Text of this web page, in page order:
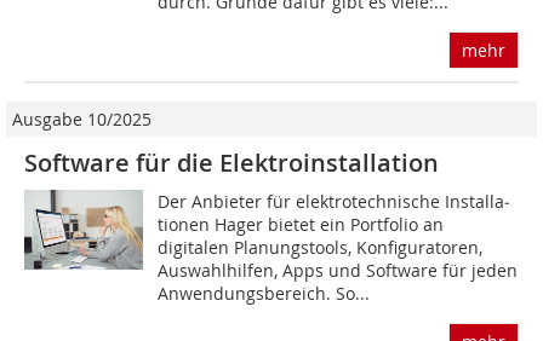
mehr
Ausgabe 10/2025
Software für die Elektroinstallation
Der Anbieter für elek­tro­tech­ni­sche Instal­la­
tionen Hager bietet ein Portfolio an
digitalen Planungstools, Konfiguratoren,
Auswahlhilfen, Apps und Software für jeden
Anwendungsbereich. So...